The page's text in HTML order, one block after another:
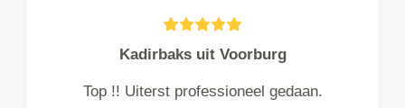
Kadirbaks uit Voorburg
Top !! Uiterst professioneel gedaan.